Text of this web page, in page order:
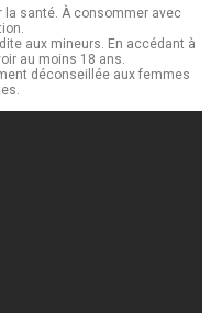
la santé. À consommer avec
aux mineurs. En accédant à
au moins 18 ans.
déconseillée aux femmes